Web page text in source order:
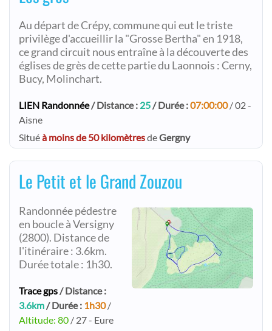
Au départ de Crépy, commune qui eut le triste
privilège d'accueillir la "Grosse Bertha" en 1918,
ce grand circuit nous entraîne à la découverte des
églises de grès de cette partie du Laonnois : Cerny,
Bucy, Molinchart.
LIEN Randonnée/ Distance : 25/ Durée :07:00:00/ 02 -
Aisne
Situéà moins de 50 kilomètresdeGergny
Le Petit et le Grand Zouzou
Randonnée pédestre
en boucle à Versigny
(2800). Distance de
l'itinéraire : 3.6km.
Durée totale : 1h30.
Trace gps/ Distance :
3.6km/ Durée : 1h30/
Altitude: 80 / 27 - Eure